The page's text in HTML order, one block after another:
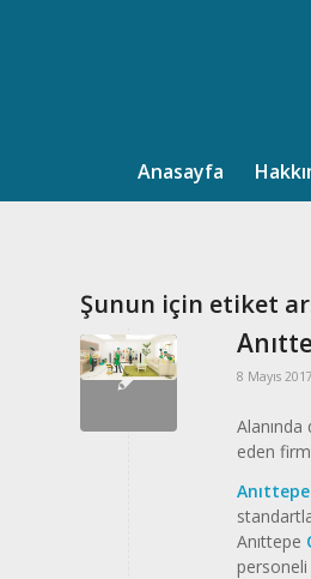
Anasayfa
Şunun için etiket
8 Mayıs 2017
eden
Anıttepe